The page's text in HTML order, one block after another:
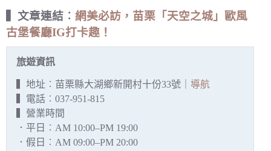
▍文章連結︰ 網美必訪，苗栗「天空之城」歐風
古堡餐廳IG打卡趣！
旅遊資訊
▍地址︰苗栗縣大湖鄉新開村十份33號｜ 導航
▍電話︰037-951-815
▍營業時間
．平日︰AM 10:00–PM 19:00
．假日︰AM 09:00–PM 20:00